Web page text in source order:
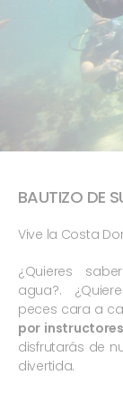
BAUTIZO DE
Vive la Costa
¿Quieres
agua?.
peces cara a
por
disfrutarás de
divertida.